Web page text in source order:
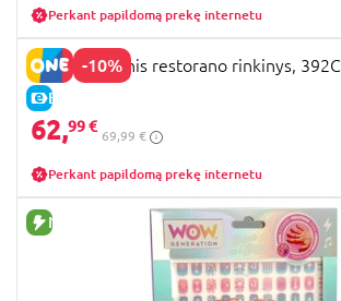
Perkant papildomą prekę internetu
-10%
E-KAINA
BLUEY Medinis restorano rinkinys, 392C
62,99 €
69,99 €
Perkant papildomą prekę internetu
NAUJA PREKĖ